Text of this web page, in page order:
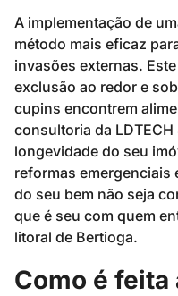
A implementação de
método mais eficaz
invasões externas.
exclusão ao redor e
cupins encontrem
consultoria da LDTECH
longevidade do seu
reformas emergenciais
do seu bem não seja
que é seu com quem
litoral de Bertioga.
Como é feita